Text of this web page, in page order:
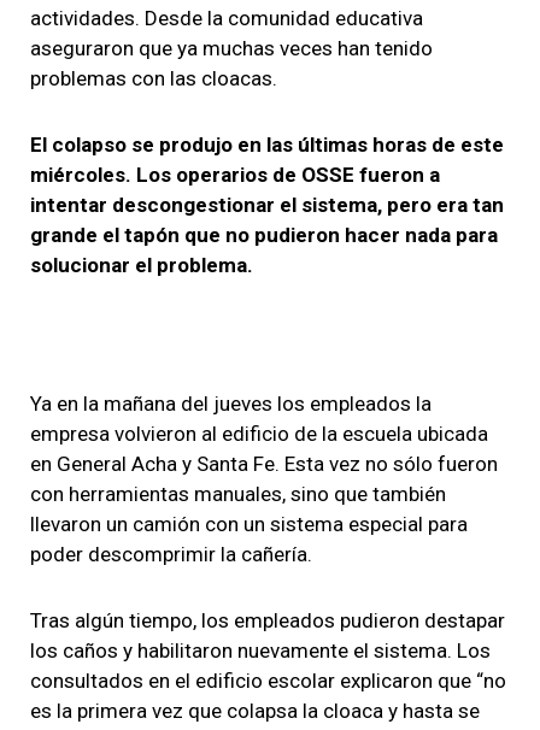
actividades. Desde la comunidad educativa
aseguraron que ya muchas veces han tenido
problemas con las cloacas.
El colapso se produjo en las últimas horas de este
miércoles. Los operarios de OSSE fueron a
intentar descongestionar el sistema, pero era tan
grande el tapón que no pudieron hacer nada para
solucionar el problema.
Ya en la mañana del jueves los empleados la
empresa volvieron al edificio de la escuela ubicada
en General Acha y Santa Fe. Esta vez no sólo fueron
con herramientas manuales, sino que también
llevaron un camión con un sistema especial para
poder descomprimir la cañería.
Tras algún tiempo, los empleados pudieron destapar
los caños y habilitaron nuevamente el sistema. Los
consultados en el edificio escolar explicaron que “no
es la primera vez que colapsa la cloaca y hasta se